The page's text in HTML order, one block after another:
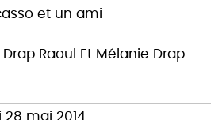
et un ami
Raoul Et Mélanie Drap
mai 2014